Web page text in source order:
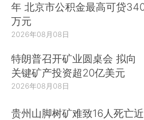
年 北京市公积金最高可贷
万元
2026年08月08日
特朗普召开矿业圆桌会 拟向
关键矿产投资超20亿美元
2026年08月08日
贵州山脚树矿难致16人死亡近